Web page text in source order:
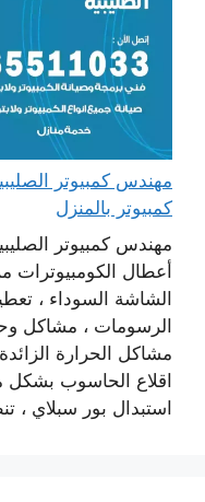
كمبيوتر بالمنزل
مهندس كمبيوتر
أعطال الكومبيوترات
الشاشة السوداء ،
الرسومات ، مشاكل
مشاكل الحرارة
اقلاع الحاسوب بشكل
استبدال بور سبلاي ،